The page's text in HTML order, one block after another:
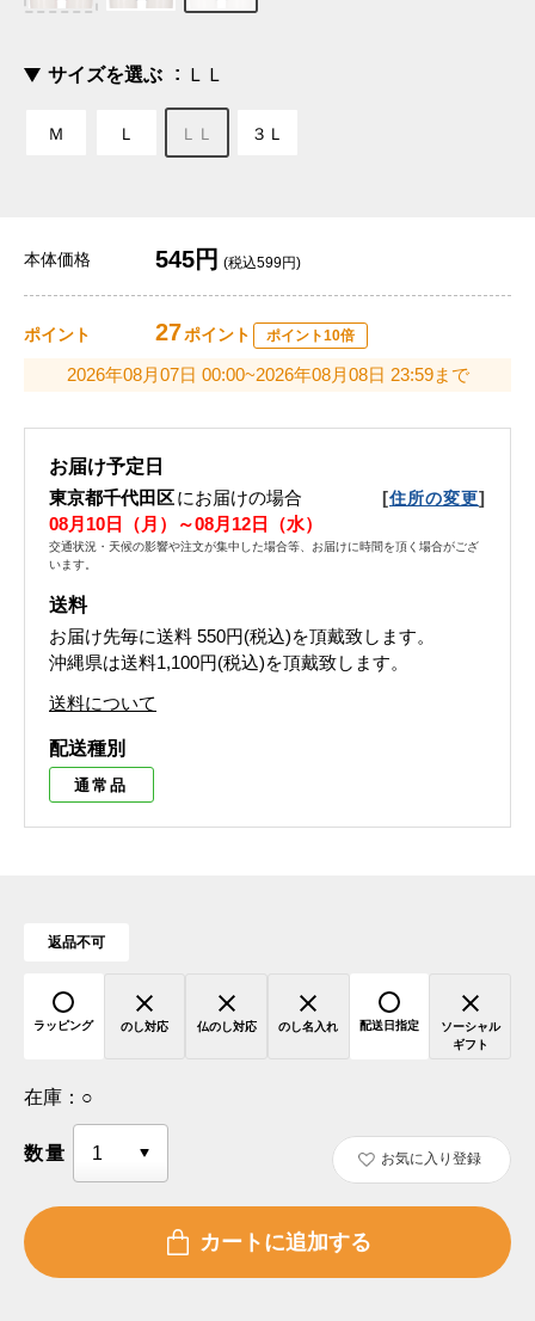
サイズを選ぶ ＬＬ
Ｍ Ｌ ＬＬ ３Ｌ
本体価格 545円 (税込599円)
ポイント 27ポイント ポイント10倍
2026年08月07日 00:00~2026年08月08日 23:59まで
お届け予定日
東京都千代田区にお届けの場合 [住所の変更]
08月10日（月）～08月12日（水）
交通状況・天候の影響や注文が集中した場合等、お届けに時間を頂く場合がござ
います。
送料
お届け先毎に送料 550円(税込)を頂戴致します。
沖縄県は送料1,100円(税込)を頂戴致します。
送料について
配送種別
通常品
返品不可
ラッピング のし対応 仏のし対応 のし名入れ 配送日指定
ソーシャル
ギフト
在庫： ○
数量 お気に入り登録